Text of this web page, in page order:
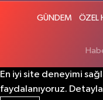
GÜNDEM ÖZEL
En iyi site deneyimi
faydalanıyoruz.